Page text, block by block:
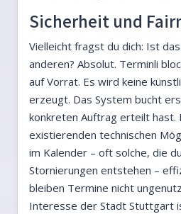
Sicherheit und
Vielleicht fragst du dich: Ist
anderen? Absolut. Terminli
auf Vorrat. Es wird keine
erzeugt. Das System bucht
konkreten Auftrag erteilt hast.
existierenden technischen
im Kalender – oft solche, die
Stornierungen entstehen –
bleiben Termine nicht
Interesse der Stadt Stuttgart